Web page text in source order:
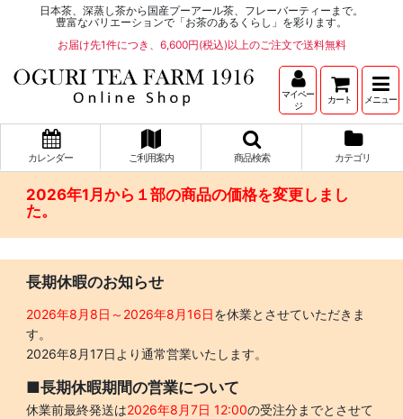
日本茶、深蒸し茶から国産プーアール茶、フレーバーティーまで。
豊富なバリエーションで「お茶のあるくらし」を彩ります。
お届け先1件につき、6,600円(税込)以上のご注文で送料無料
マイペー
ジ
カート メニュー
カレンダー ご利用案内 商品検索 カテゴリ
2026年1月から１部の商品の価格を変更しまし
た。
長期休暇のお知らせ
2026年8月8日～2026年8月16日を休業とさせていただきま
す。
2026年8月17日より通常営業いたします。
■長期休暇期間の営業について
休業前最終発送は2026年8月7日 12:00の受注分までとさせて